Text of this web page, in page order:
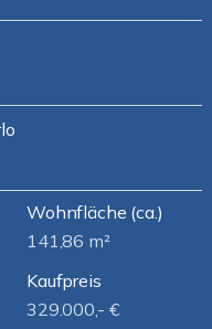
Wohnfläche (ca.)
141,86 m²
Kaufpreis
329.000,- €